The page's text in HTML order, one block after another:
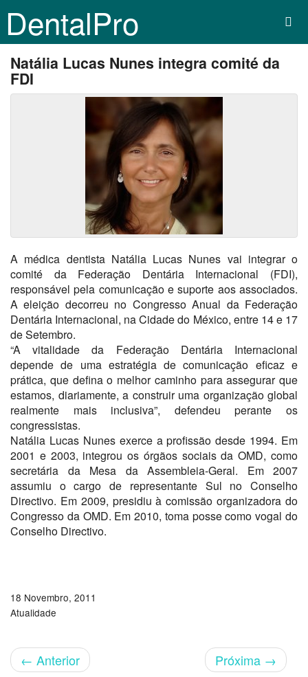
DentalPro
Natália Lucas Nunes integra comité da
FDI
A médica dentista Natália Lucas Nunes vai integrar o
comité da Federação Dentária Internacional (FDI),
responsável pela comunicação e suporte aos associados.
A eleição decorreu no Congresso Anual da Federação
Dentária Internacional, na Cidade do México, entre 14 e 17
de Setembro.
“A vitalidade da Federação Dentária Internacional
depende de uma estratégia de comunicação eficaz e
prática, que defina o melhor caminho para assegurar que
estamos, diariamente, a construir uma organização global
realmente mais inclusiva”, defendeu perante os
congressistas.
Natália Lucas Nunes exerce a profissão desde 1994. Em
2001 e 2003, integrou os órgãos sociais da OMD, como
secretária da Mesa da Assembleia-Geral. Em 2007
assumiu o cargo de representante Sul no Conselho
Directivo. Em 2009, presidiu à comissão organizadora do
Congresso da OMD. Em 2010, toma posse como vogal do
Conselho Directivo.
18 Novembro, 2011
Atualidade
← Anterior Próxima →